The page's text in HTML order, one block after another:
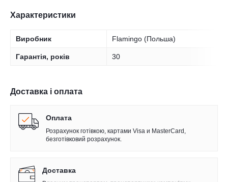
Характеристики
Виробник Flamingo (Польша)
Гарантія, років 30
Доставка і оплата
Оплата
Розрахунок готівкою, картами Visa и MasterCard,
безготівковий розрахунок.
Доставка